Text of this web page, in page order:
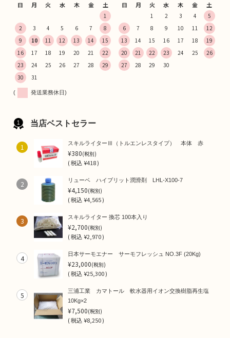
日 月 火 水 木 金 土
1
2
3 4 5 6 7
8
9
10 11 12 13 14
15
16
17 18 19 20 21
22
23
24 25 26 27 28
29
30
31
日 月 火 水 木 金 土
1 2 3 4
5
6
7 8 9 10 11
12
13
14 15 16 17 18
19
20
21 22 23 24 25
26
27
28 29 30
( 発送業務休日)
当店ベストセラー
1 スキルライターⅢ（トルエンレスタイプ） 本体 赤
¥380(税別)
(税込¥418 )
2 リューベ ハイブリット潤滑剤 LHL-X100-7
¥4,150(税別)
(税込¥4,565 )
3 スキルライター 換芯 100本入り
¥2,700(税別)
(税込¥2,970 )
4 日本サーモエナー サーモフレッシュ NO.3F (20Kg)
¥23,000(税別)
(税込¥25,300 )
5
三浦工業 カマトール 軟水器用イオン交換樹脂再生塩
10Kg×2
¥7,500(税別)
(税込¥8,250 )